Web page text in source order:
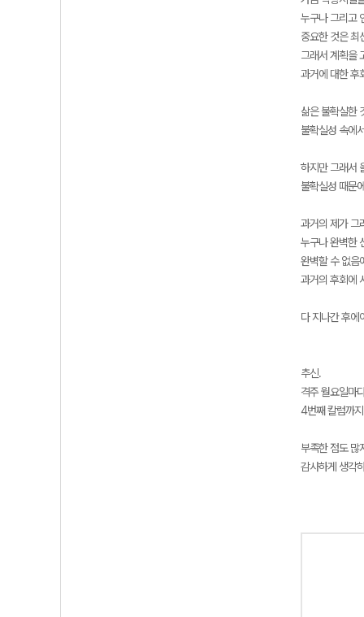
누구나 그리고
중요한 것은 최
그래서 계획을
과거에 대한 후
삶은 불확실한
불확실성 속에
하지만 그래서
불확실성 때문
과거의 제가 그
누구나 완벽한
완벽할 수 없음
과거의 후회에
다 지나간 후에
추신.
격주 월요일마
4번째 칼럼까
부족한 점도 많
감사하게 생각